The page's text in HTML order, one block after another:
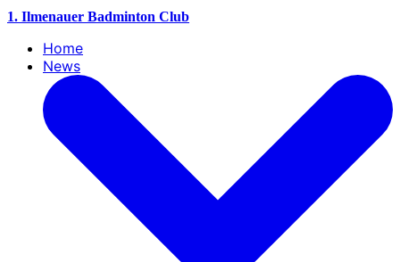
1. Ilmenauer Badminton Club
Home
News